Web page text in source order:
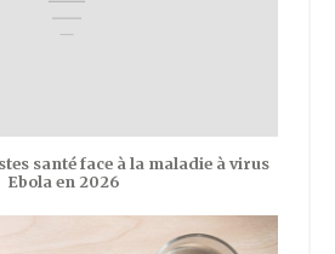
santé face à la maladie à virus
Ebola en 2026